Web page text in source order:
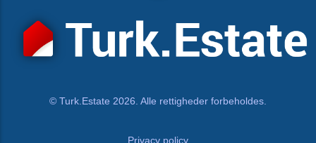
© Turk.Estate 2026. Alle rettigheder forbeholdes.
Privacy policy